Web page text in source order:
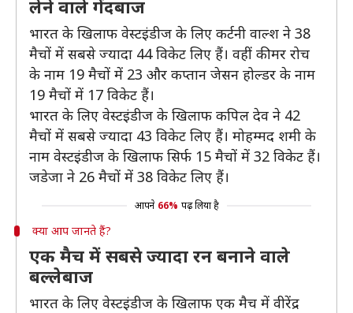
लेने वाले गेंदबाज
भारत के खिलाफ वेस्टइंडीज के लिए कर्टनी वाल्श ने 38
मैचों में सबसे ज्यादा 44 विकेट लिए हैं। वहीं कीमर रोच
के नाम 19 मैचों में 23 और कप्तान जेसन होल्डर के नाम
19 मैचों में 17 विकेट हैं।
भारत के लिए वेस्टइंडीज के खिलाफ कपिल देव ने 42
मैचों में सबसे ज्यादा 43 विकेट लिए हैं। मोहम्मद शमी के
नाम वेस्टइंडीज के खिलाफ सिर्फ 15 मैचों में 32 विकेट हैं।
जडेजा ने 26 मैचों में 38 विकेट लिए हैं।
आपने 66% पढ़ लिया है
क्या आप जानते हैं?
एक मैच में सबसे ज्यादा रन बनाने वाले
बल्लेबाज
भारत के लिए वेस्टइंडीज के खिलाफ एक मैच में वीरेंद्र